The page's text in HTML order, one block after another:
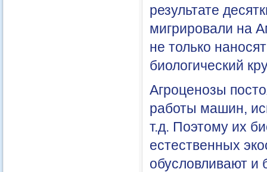
результате
мигрировали на
не только
биологический
Агроценозы
работы машин,
т.д. Поэтому их
естественных
обусловливают и